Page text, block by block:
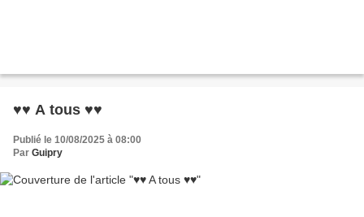
♥♥ A tous ♥♥
Publié le 10/08/2025 à 08:00
Par Guipry